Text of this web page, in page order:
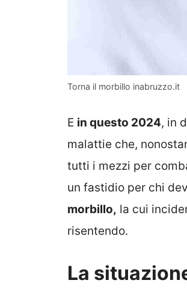
Torna il morbillo inabruzzo.it
E in questo 2024, in
malattie che,
tutti i mezzi per
un fastidio per chi
morbillo, la cui
risentendo.
La